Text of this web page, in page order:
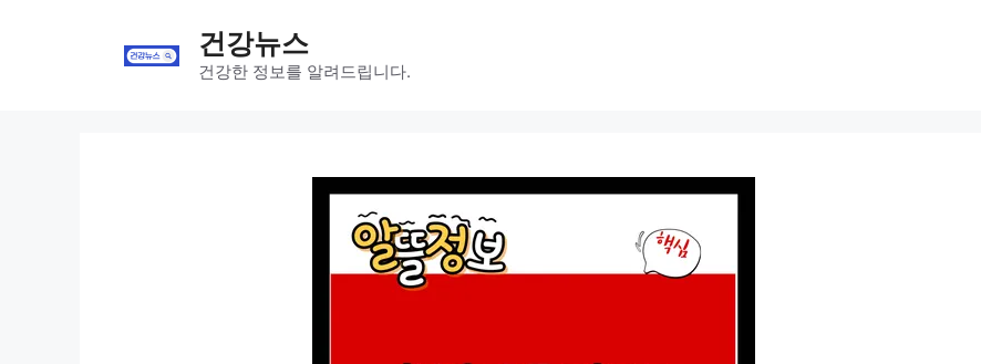
건강뉴스
건강한 정보를 알려드립니다.